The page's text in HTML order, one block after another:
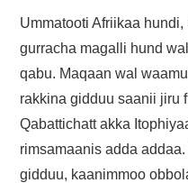
Ummatooti Afriikaa
gurracha magalli hund
qabu. Maqaan wal
rakkina gidduu saanii jiru
Qabattichatt akka
rimsamaanis adda
gidduu, kaanimmoo